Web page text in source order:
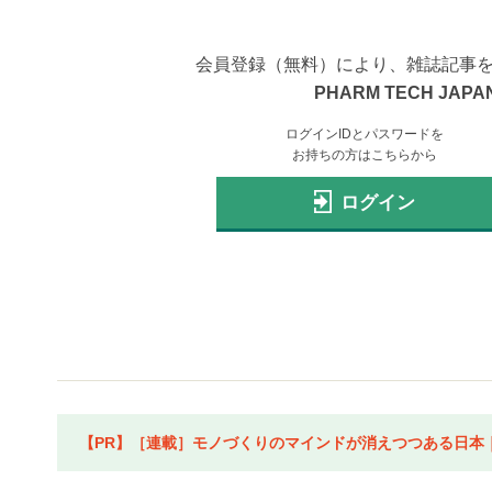
会員登録（無料）により、雑誌記事
PHARM TECH
ログインIDとパスワードを
お持ちの方はこちらから
ログイン
【PR】［連載］モノづくりのマインドが消えつつある日